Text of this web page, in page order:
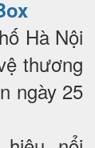
Hà Nội
thương
ngày 25